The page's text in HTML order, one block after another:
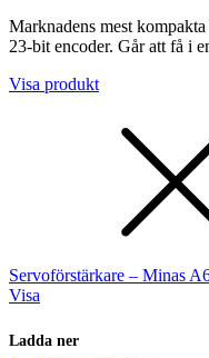
Marknadens mest
23-bit encoder. Går att få i
Visa produkt
Servoförstärkare – Minas
Visa
Ladda ner